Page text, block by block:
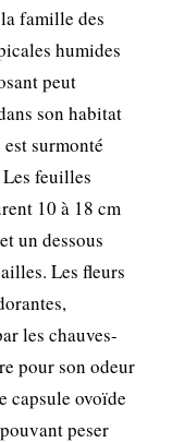
famille des
humides
peut
son habitat
surmonté
feuilles
10 à 18 cm
un dessous
Les fleurs
les chauves-
pour son odeur
capsule ovoïde
peser